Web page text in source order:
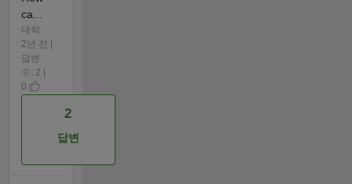
ca...
대략
2년 전 |
답변
수: 2 |
0
2
답변